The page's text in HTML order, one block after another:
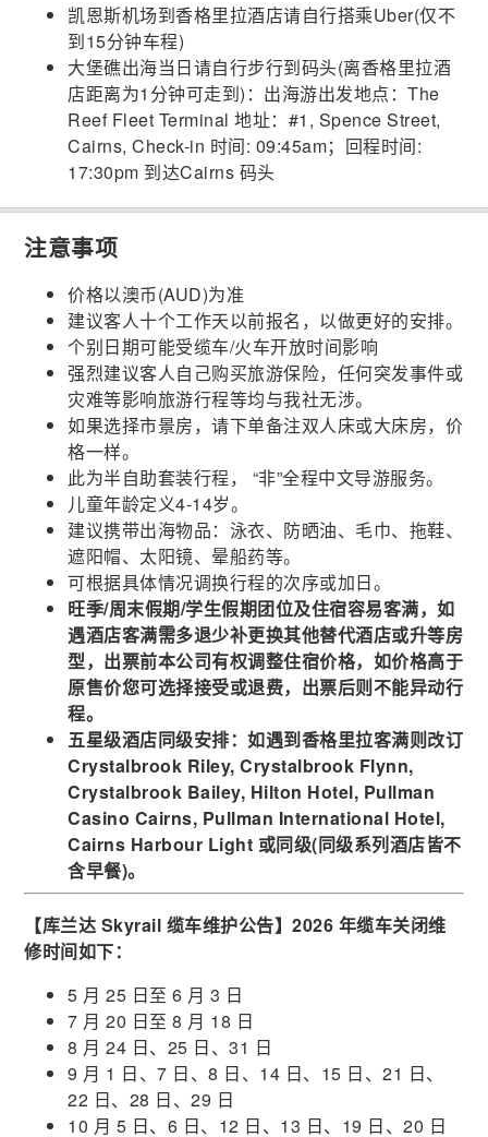
凯恩斯机场到香格里拉酒店请自行搭乘Uber(仅不
到15分钟车程)
大堡礁出海当日请自行步行到码头(离香格里拉酒
店距离为1分钟可走到)：出海游出发地点：The
Reef Fleet Terminal 地址：#1, Spence Street,
Cairns, Check-in 时间: 09:45am；回程时间:
17:30pm 到达Cairns 码头
注意事项
价格以澳币(AUD)为准
建议客人十个工作天以前报名，以做更好的安排。
个别日期可能受缆车/火车开放时间影响
强烈建议客人自己购买旅游保险，任何突发事件或
灾难等影响旅游行程等均与我社无涉。
如果选择市景房，请下单备注双人床或大床房，价
格一样。
此为半自助套装行程， “非”全程中文导游服务。
儿童年龄定义4-14岁。
建议携带出海物品：泳衣、防晒油、毛巾、拖鞋、
遮阳帽、太阳镜、晕船药等。
可根据具体情况调换行程的次序或加日。
旺季/周末假期/学生假期团位及住宿容易客满，如
遇酒店客满需多退少补更换其他替代酒店或升等房
型，出票前本公司有权调整住宿价格，如价格高于
原售价您可选择接受或退费，出票后则不能异动行
程。
五星级酒店同级安排：如遇到香格里拉客满则改订
Crystalbrook Riley, Crystalbrook Flynn,
Crystalbrook Bailey, Hilton Hotel, Pullman
Casino Cairns, Pullman International Hotel,
Cairns Harbour Light 或同级(同级系列酒店皆不
含早餐)。
【库兰达 Skyrail 缆车维护公告】2026 年缆车关闭维
修时间如下：
5 月 25 日至 6 月 3 日
7 月 20 日至 8 月 18 日
8 月 24 日、25 日、31 日
9 月 1 日、7 日、8 日、14 日、15 日、21 日、
22 日、28 日、29 日
10 月 5 日、6 日、12 日、13 日、19 日、20 日